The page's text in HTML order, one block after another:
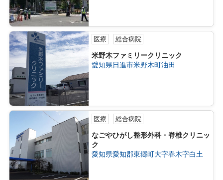
医療 総合病院
米野木ファミリークリニック
愛知県日進市米野木町油田
医療 総合病院
なごやひがし整形外科・脊椎クリニッ
ク
愛知県愛知郡東郷町大字春木字白土